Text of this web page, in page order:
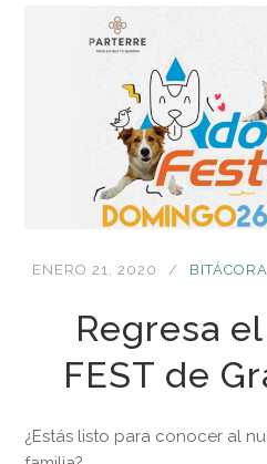
ENERO 21, 2020 BITÁCORA
Regresa
FEST de
¿Estás listo para conocer al